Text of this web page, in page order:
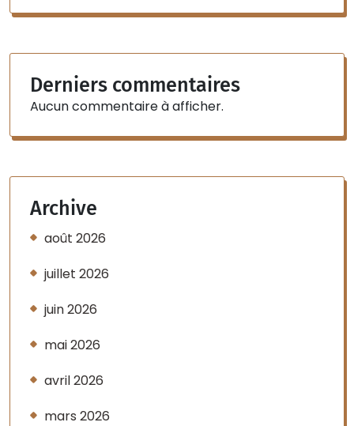
Derniers commentaires
Aucun commentaire à afficher.
Archive
août 2026
juillet 2026
juin 2026
mai 2026
avril 2026
mars 2026